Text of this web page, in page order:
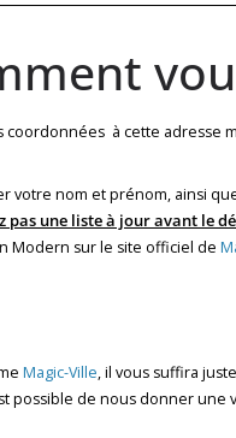
à cette adresse
votre nom et prénom, ainsi
une liste à jour avant le
Modern sur le site officiel de
Magic-Ville, il vous suffira
possible de nous donner